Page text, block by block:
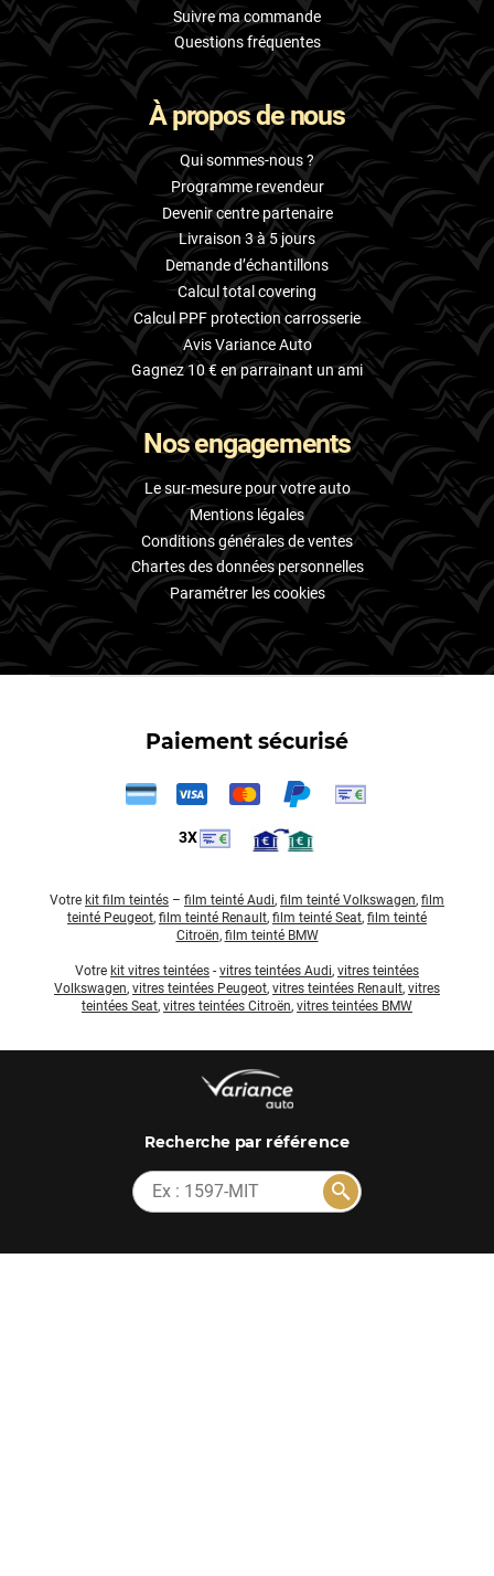
Scion
Seat
Skoda
Smart
Ssangyong
Subaru
Suzuki
Tata
Tesla
Toyota
Volkswagen
Volvo
Xpeng
Suivre ma commande
Questions fréquentes
À propos de nous
Qui sommes-nous ?
Programme revendeur
Devenir centre partenaire
Livraison 3 à 5 jours
Demande d’échantillons
Calcul total covering
Calcul PPF protection carrosserie
Avis Variance Auto
Gagnez 10 € en parrainant un ami
Nos engagements
Le sur-mesure pour votre auto
Mentions légales
Conditions générales de ventes
Chartes des données personnelles
Paramétrer les cookies
Paiement sécurisé
3X
Votre kit film teintés – film teinté Audi, film teinté Volkswagen, film
teinté Peugeot, film teinté Renault, film teinté Seat, film teinté
Citroën, film teinté BMW
Votre kit vitres teintées - vitres teintées Audi, vitres teintées
Volkswagen, vitres teintées Peugeot, vitres teintées Renault, vitres
teintées Seat, vitres teintées Citroën, vitres teintées BMW
Recherchepar référence